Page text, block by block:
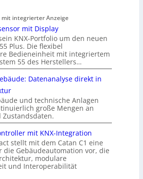
mit integrierter Anzeige
mit Display
KNX-Portfolio um den neuen
Plus. Die flexibel
Bedieneinheit mit integriertem
55 des Herstellers…
Datenanalyse direkt in
und technische Anlagen
große Mengen an
Zustandsdaten.
mit KNX-Integration
stellt mit dem Catan C1 eine
die Gebäudeautomation vor, die
modulare
und Interoperabilität